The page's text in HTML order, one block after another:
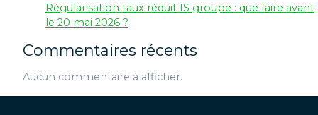
Régularisation taux réduit IS groupe : que faire avant
le 20 mai 2026 ?
Commentaires récents
Aucun commentaire à afficher.